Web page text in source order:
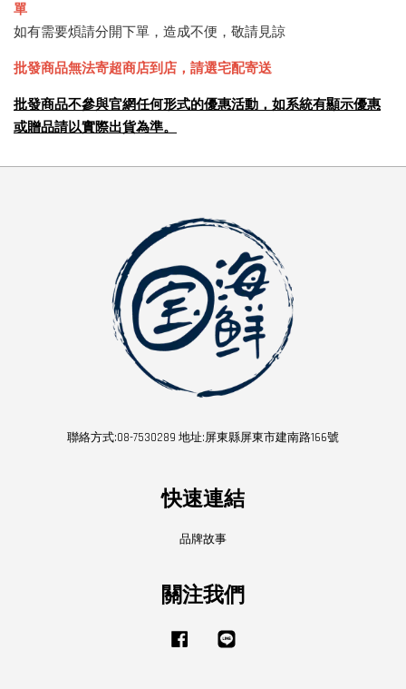
單
如有需要煩請分開下單，造成不便，敬請見諒
批發商品無法寄超商店到店，請選宅配寄送
批發商品不參與官網任何形式的優惠活動，如系統有顯示優惠
或贈品請以實際出貨為準。
聯絡方式:08-7530289 地址:屏東縣屏東市建南路166號
快速連結
品牌故事
關注我們
Facebook